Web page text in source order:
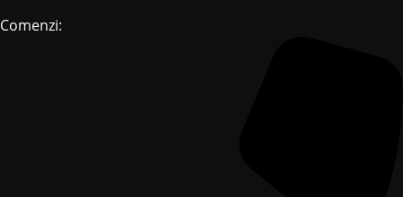
Comenzi: